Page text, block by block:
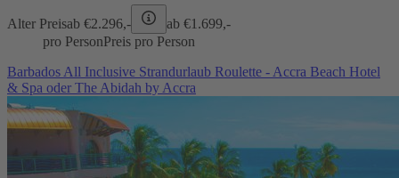
Alter Preisab €2.296,- ab €1.699,-
pro PersonPreis pro Person
Barbados All Inclusive Strandurlaub Roulette - Accra Beach Hotel
& Spa oder The Abidah by Accra